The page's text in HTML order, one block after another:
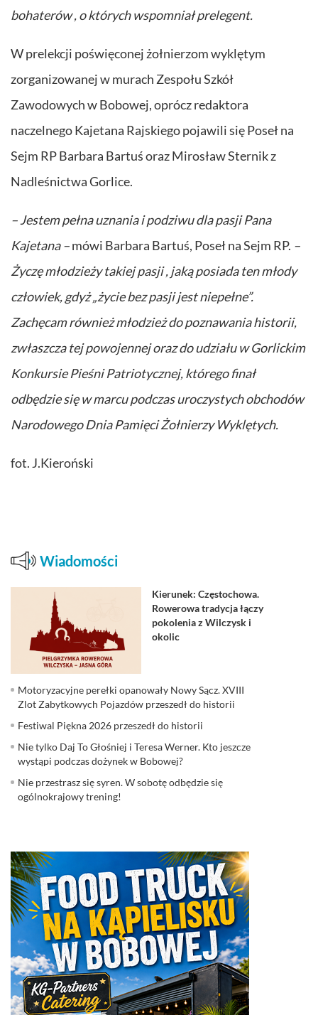
bohaterów , o których wspomniał prelegent.
W prelekcji poświęconej żołnierzom wyklętym
zorganizowanej w murach Zespołu Szkół
Zawodowych w Bobowej, oprócz redaktora
naczelnego Kajetana Rajskiego pojawili się Poseł na
Sejm RP Barbara Bartuś oraz Mirosław Sternik z
Nadleśnictwa Gorlice.
– Jestem pełna uznania i podziwu dla pasji Pana
Kajetana –mówi Barbara Bartuś, Poseł na Sejm RP. –
Życzę młodzieży takiej pasji , jaką posiada ten młody
człowiek, gdyż „życie bez pasji jest niepełne”.
Zachęcam również młodzież do poznawania historii,
zwłaszcza tej powojennej oraz do udziału w Gorlickim
Konkursie Pieśni Patriotycznej, którego finał
odbędzie się w marcu podczas uroczystych obchodów
Narodowego Dnia Pamięci Żołnierzy Wyklętych.
fot. J.Kieroński
Wiadomości
Kierunek: Częstochowa.
Rowerowa tradycja łączy
pokolenia z Wilczysk i
okolic
Motoryzacyjne perełki opanowały Nowy Sącz. XVIII
Zlot Zabytkowych Pojazdów przeszedł do historii
Festiwal Piękna 2026 przeszedł do historii
Nie tylko Daj To Głośniej i Teresa Werner. Kto jeszcze
wystąpi podczas dożynek w Bobowej?
Nie przestrasz się syren. W sobotę odbędzie się
ogólnokrajowy trening!